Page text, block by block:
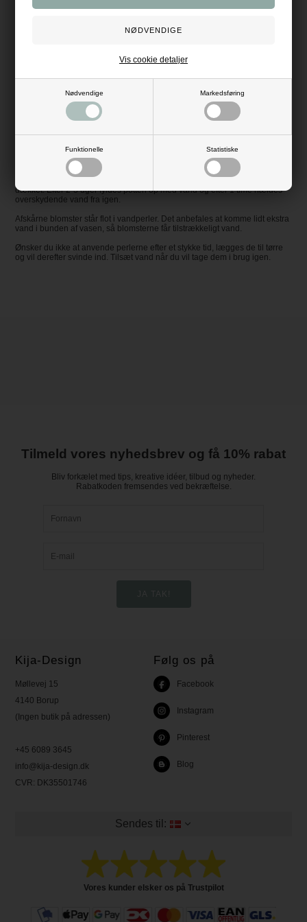
Nødvendige Markedsføring
Funktionelle Statistiske
Vis cookie detaljer
Mål tør tilstand: ca. 2 mm
Materiale: biologisk nedbrydelig polymer
Vandet i perlerne vil langsomt tørre ud, så efter 2-3 uger skylles perlerne
og lægges i vand i ca. 1 time, hvorefter de igen har opnået deres fulde
størrelse.
Orkideer trives godt i vandperler. Rødderne rengøres forsigtigt, så de
bliver helt rene. Fyld en potte halvt op med vandperler. Sæt orkideen ned
dækket. Efter 2-3 uger fyldes potten op med vand og efter 1 time hældes
overskydende vand fra igen.
Afskårne blomster står flot i vandperler. Det anbefales at komme lidt ekstra
vand i bunden af vasen, så blomsterne får tilstrækkeligt vand.
Ønsker du ikke at anvende perlerne efter et stykke tid, lægges de til tørre
og vil derefter svinde ind. Tilsæt vand når du vil tage dem i brug igen.
Tilmeld vores nyhedsbrev og få 10% rabat
Bliv forkælet med tips, kreative idéer, tilbud og nyheder.
Rabatkoden fremsendes ved bekræftelse.
Kija-Design
Møllevej 15
4140 Borup
(Ingen butik på adressen)
+45 6089 3645
info@kija-design.dk
CVR: DK35501746
Følg os på
Facebook
Instagram
Pinterest
Blog
Sendes til:
Vores kunder elsker os på Trustpilot